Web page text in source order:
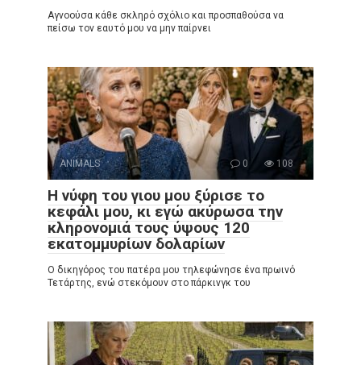
Αγνοούσα κάθε σκληρό σχόλιο και προσπαθούσα να
πείσω τον εαυτό μου να μην παίρνει
ANIMALS 0 108
Η νύφη του γιου μου ξύρισε το
κεφάλι μου, κι εγώ ακύρωσα την
κληρονομιά τους ύψους 120
εκατομμυρίων δολαρίων
Ο δικηγόρος του πατέρα μου τηλεφώνησε ένα πρωινό
Τετάρτης, ενώ στεκόμουν στο πάρκινγκ του